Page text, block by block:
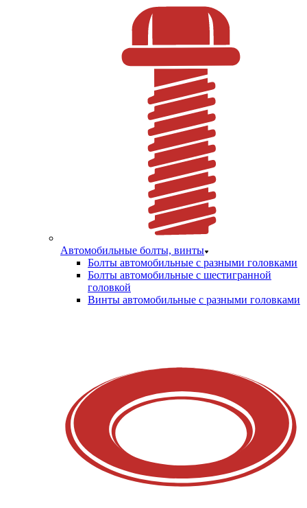
Автомобильные болты, винты
Болты автомобильные с разными головками
Болты автомобильные с шестигранной
головкой
Винты автомобильные с разными головками